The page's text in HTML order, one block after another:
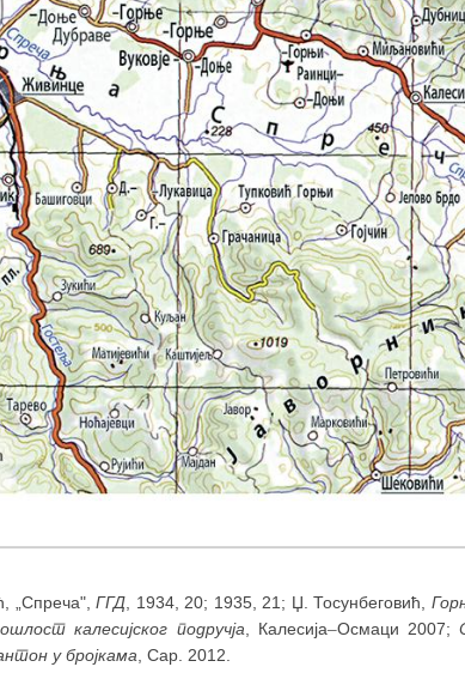
„Спреча",ГГД , 1934, 20; 1935, 21; Џ. Тосунбеговић,
калесијског подручја , Калесија–Осмаци 2007;
у бројкама , Сар. 2012.